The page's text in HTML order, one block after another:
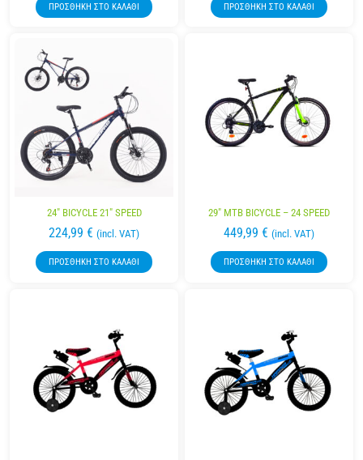
ΠΡΟΣΘΉΚΗ ΣΤΟ ΚΑΛΆΘΙ ΠΡΟΣΘΉΚΗ ΣΤΟ ΚΑΛΆΘΙ
24″ BICYCLE 21″ SPEED
224,99 € (incl. VAT)
ΠΡΟΣΘΉΚΗ ΣΤΟ ΚΑΛΆΘΙ
29″ MTB BICYCLE – 24 SPEED
449,99 € (incl. VAT)
ΠΡΟΣΘΉΚΗ ΣΤΟ ΚΑΛΆΘΙ